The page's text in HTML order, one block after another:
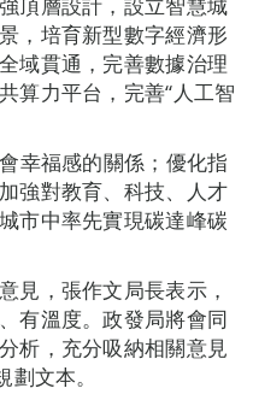
，培育新型數字經濟形
域貫通，完善數據治理
算力平台，完善“人工智
幸福感的關係；優化指
強對教育、科技、人才
市中率先實現碳達峰碳
見，張作文局長表示，
有溫度。政發局將會同
析，充分吸納相關意見
文本。